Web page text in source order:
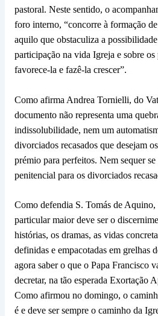
pastoral. Neste sentido, o
foro interno, “concorre à formação
aquilo que obstaculiza a
participação na vida Igreja e sobre os
favorece-la e fazê-la crescer”.
Como afirma Andrea Tornielli, do
documento não representa uma
indissolubilidade, nem um
divorciados recasados que desejam
prémio para perfeitos. Nem sequer
penitencial para os divorciados
Como defendia S. Tomás de Aquino,
particular maior deve ser o
histórias, os dramas, as vidas
definidas e empacotadas em grelhas
agora saber o que o Papa Francisco
decretar, na tão esperada Exortação
Como afirmou no domingo, o
é e deve ser sempre o caminho da